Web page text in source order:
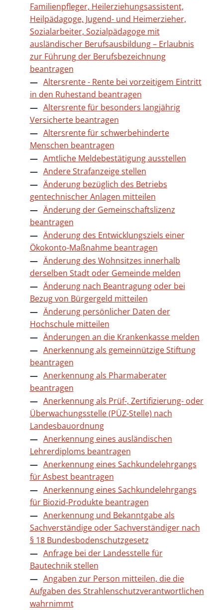
Familienpfleger, Heilerziehungsassistent,
Heilpädagoge, Jugend- und Heimerzieher,
Sozialarbeiter, Sozialpädagoge mit
ausländischer Berufsausbildung – Erlaubnis
zur Führung der Berufsbezeichnung
beantragen
Altersrente - Rente bei vorzeitigem Eintritt
in den Ruhestand beantragen
Altersrente für besonders langjährig
Versicherte beantragen
Altersrente für schwerbehinderte
Menschen beantragen
Amtliche Meldebestätigung ausstellen
Andere Strafanzeige stellen
Änderung bezüglich des Betriebs
gentechnischer Anlagen mitteilen
Änderung der Gemeinschaftslizenz
beantragen
Änderung des Entwicklungsziels einer
Ökokonto-Maßnahme beantragen
Änderung des Wohnsitzes innerhalb
derselben Stadt oder Gemeinde melden
Änderung nach Beantragung oder bei
Bezug von Bürgergeld mitteilen
Änderung persönlicher Daten der
Hochschule mitteilen
Änderungen an die Krankenkasse melden
Anerkennung als gemeinnützige Stiftung
beantragen
Anerkennung als Pharmaberater
beantragen
Anerkennung als Prüf-, Zertifizierung- oder
Überwachungsstelle (PÜZ-Stelle) nach
Landesbauordnung
Anerkennung eines ausländischen
Lehrerdiploms beantragen
Anerkennung eines Sachkundelehrgangs
für Asbest beantragen
Anerkennung eines Sachkundelehrgangs
für Biozid-Produkte beantragen
Anerkennung und Bekanntgabe als
Sachverständige oder Sachverständiger nach
§ 18 Bundesbodenschutzgesetz
Anfrage bei der Landesstelle für
Bautechnik stellen
Angaben zur Person mitteilen, die die
Aufgaben des Strahlenschutzverantwortlichen
wahrnimmt